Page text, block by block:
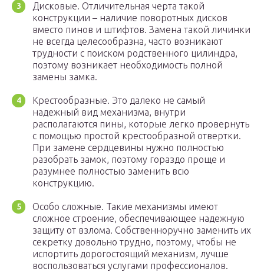
Дисковые. Отличительная черта такой
конструкции – наличие поворотных дисков
вместо пинов и штифтов. Замена такой личинки
не всегда целесообразна, часто возникают
трудности с поиском родственного цилиндра,
поэтому возникает необходимость полной
замены замка.
Крестообразные. Это далеко не самый
надежный вид механизма, внутри
располагаются пины, которые легко провернуть
с помощью простой крестообразной отвертки.
При замене сердцевины нужно полностью
разобрать замок, поэтому гораздо проще и
разумнее полностью заменить всю
конструкцию.
Особо сложные. Такие механизмы имеют
сложное строение, обеспечивающее надежную
защиту от взлома. Собственноручно заменить их
секретку довольно трудно, поэтому, чтобы не
испортить дорогостоящий механизм, лучше
воспользоваться услугами профессионалов.